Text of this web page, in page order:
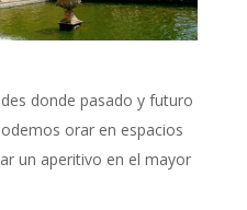
donde pasado y futuro
orar en espacios
un aperitivo en el mayor